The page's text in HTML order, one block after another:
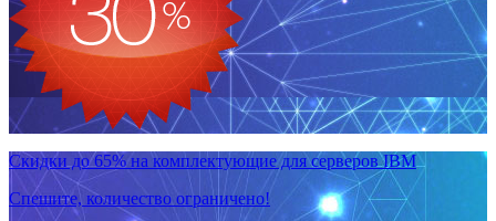
Скидки до 65% на комплектующие для серверов IBM
Спешите, количество ограничено!